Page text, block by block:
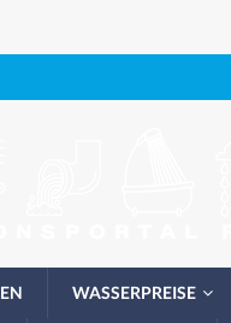
WASSERPREISE